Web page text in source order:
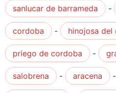
sanlucar de barrameda -
cordoba - hinojosa del
priego de cordoba -
salobrena - aracena -